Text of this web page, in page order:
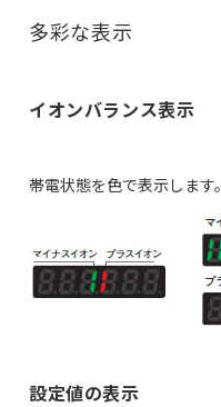
多彩な表示
イオンバランス表示
帯電状態を色で表示します。
設定値の表示